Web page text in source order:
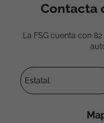
Contacta
La FSG cuenta con